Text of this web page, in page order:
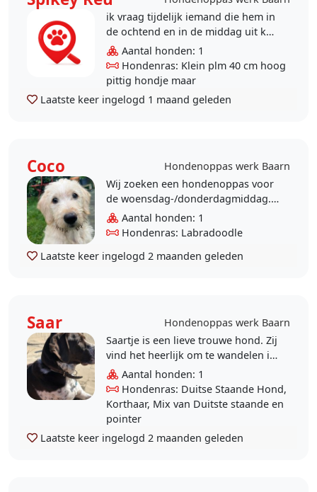
ik vraag tijdelijk iemand die hem in
de ochtend en in de middag uit kan
laten , mijn schouder uit de kom en
moet denk ik geopereerd word..
Aantal honden: 1
Hondenras: Klein plm 40 cm hoog
pittig hondje maar
Laatste keer ingelogd 1 maand geleden
Coco
Hondenoppas werk Baarn
Wij zoeken een hondenoppas voor
de woensdag-/donderdagmiddag.
Coco is een labradoodle puppy van
12 weekjes oud.
Aantal honden: 1
Hondenras: Labradoodle
Laatste keer ingelogd 2 maanden geleden
Saar
Hondenoppas werk Baarn
Saartje is een lieve trouwe hond. Zij
vind het heerlijk om te wandelen in
het bos. Gek van mensen en vooral
kinderen! Ik zoek een oppas ..
Aantal honden: 1
Hondenras: Duitse Staande Hond,
Korthaar, Mix van Duitste staande en
pointer
Laatste keer ingelogd 2 maanden geleden